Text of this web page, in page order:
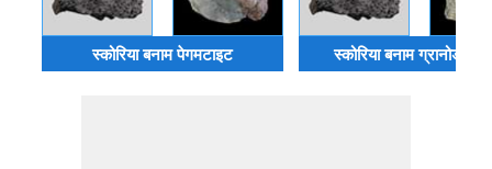
स्कोरिया बनाम पेगमटाइट स्कोरिया बनाम